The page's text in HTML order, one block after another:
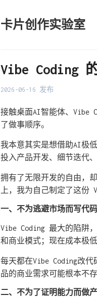
卡片创作实验室
Vibe Coding
2026-06-16 发布
接触桌面AI智能体、Vibe
了做事顺序。
我本意其实是想借助AI极
投入产品开发、细节迭代、
拥有了无限开发的自由，
上，我为自己制定了这份
一、不为逃避市场而写代码
Vibe Coding 最大的陷阱
和商业模式；现在成本极
每天都在Vibe Coding改代
品的商业需求可能根本不存
二、不为了证明能力而做